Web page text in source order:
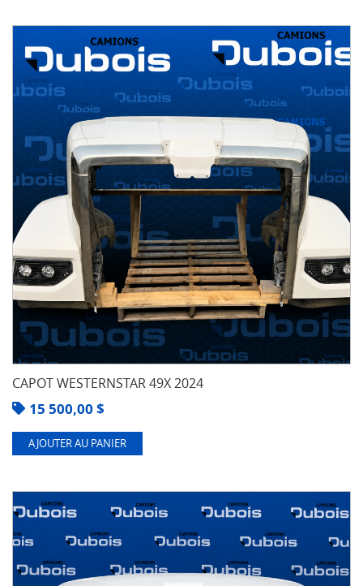
CAPOT WESTERNSTAR 49X 2024
15 500,00 $
AJOUTER AU PANIER